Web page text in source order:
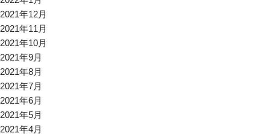
2021年12月
2021年11月
2021年10月
2021年9月
2021年8月
2021年7月
2021年6月
2021年5月
2021年4月